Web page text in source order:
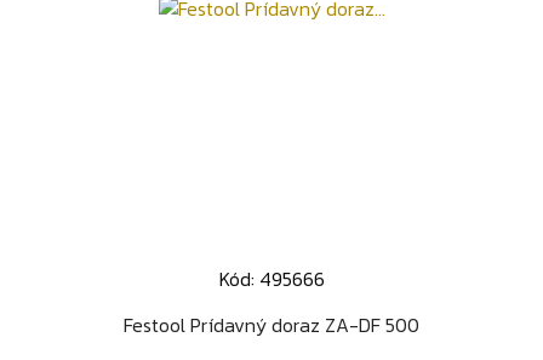
Kód: 495666
Festool Prídavný doraz ZA-DF 500